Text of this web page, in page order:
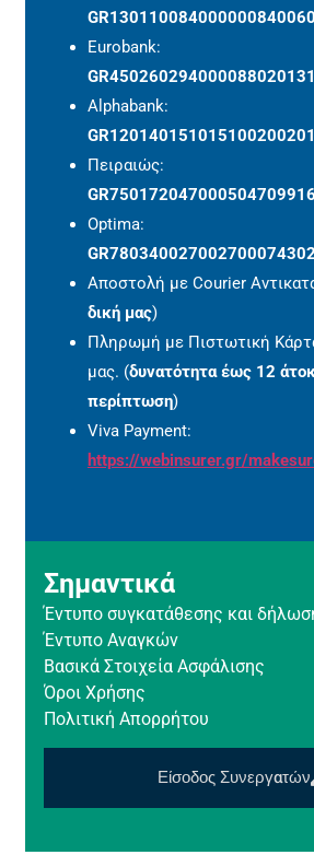
Eurobank:
Alphabank:
Πειραιώς:
Optima:
Αποστολή με Courier
δική μας)
Πληρωμή με Πιστωτική
μας. (δυνατότητα έως 12
περίπτωση)
Viva Payment:
https://webinsurer.gr/
Σημαντικά
Έντυπο συγκατάθεσης και
Έντυπο Αναγκών
Βασικά Στοιχεία Ασφάλισης
Όροι Χρήσης
Πολιτική Απορρήτου
Είσοδος Συνεργατών